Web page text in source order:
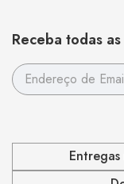
Receba todas